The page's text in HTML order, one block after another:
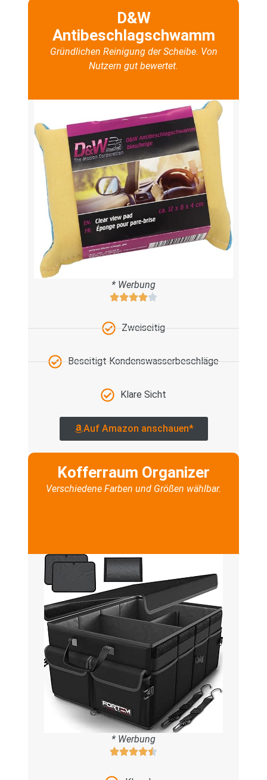
D&W
Antibeschlagschwamm
Gründlichen Reinigung der Scheibe. Von
Nutzern gut bewertet.
* Werbung
Zweiseitig
Beseitigt Kondenswasserbeschläge
Klare Sicht
Auf Amazon anschauen*
Kofferraum Organizer
Verschiedene Farben und Größen wählbar.
* Werbung